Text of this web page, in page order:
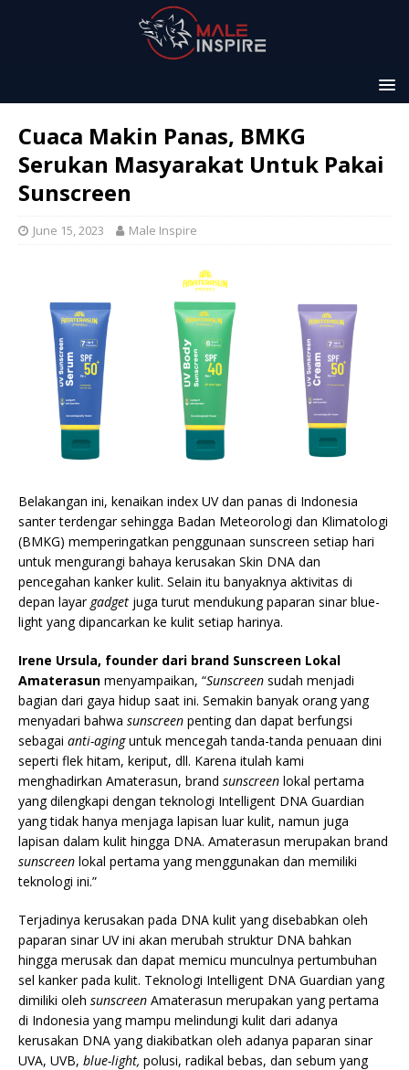
Cuaca Makin Panas, BMKG
Serukan Masyarakat Untuk Pakai
Sunscreen
June 15, 2023 Male Inspire
Belakangan ini, kenaikan index UV dan panas di Indonesia
santer terdengar sehingga Badan Meteorologi dan Klimatologi
(BMKG) memperingatkan penggunaan sunscreen setiap hari
untuk mengurangi bahaya kerusakan Skin DNA dan
pencegahan kanker kulit. Selain itu banyaknya aktivitas di
depan layar gadget juga turut mendukung paparan sinar blue-
light yang dipancarkan ke kulit setiap harinya.
Irene Ursula, founder dari brand Sunscreen Lokal
Amaterasun menyampaikan, “Sunscreen sudah menjadi
bagian dari gaya hidup saat ini. Semakin banyak orang yang
menyadari bahwa sunscreen penting dan dapat berfungsi
sebagai anti-aginguntuk mencegah tanda-tanda penuaan dini
seperti flek hitam, keriput, dll. Karena itulah kami
menghadirkan Amaterasun, brand sunscreen lokal pertama
yang dilengkapi dengan teknologi Intelligent DNA Guardian
yang tidak hanya menjaga lapisan luar kulit, namun juga
lapisan dalam kulit hingga DNA. Amaterasun merupakan brand
sunscreen lokal pertama yang menggunakan dan memiliki
teknologi ini.”
Terjadinya kerusakan pada DNA kulit yang disebabkan oleh
paparan sinar UV ini akan merubah struktur DNA bahkan
hingga merusak dan dapat memicu munculnya pertumbuhan
sel kanker pada kulit. Teknologi Intelligent DNA Guardian yang
dimiliki oleh sunscreen Amaterasun merupakan yang pertama
di Indonesia yang mampu melindungi kulit dari adanya
kerusakan DNA yang diakibatkan oleh adanya paparan sinar
UVA, UVB, blue-light, polusi, radikal bebas, dan sebum yang